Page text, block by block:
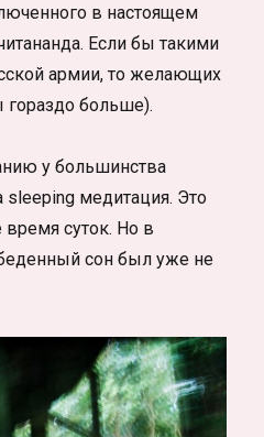
в настоящем
Если бы такими
армии, то желающих
больше).
у большинства
медитация. Это
время суток. Но в
сон был уже не